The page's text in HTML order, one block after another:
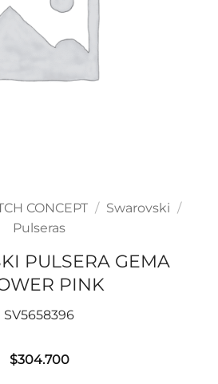
CONCEPT / Swarovski /
Pulseras
PULSERA GEMA
PINK
SV5658396
$304.700